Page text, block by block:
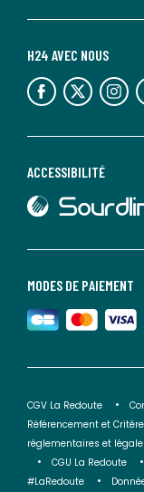
MODES DE PAIEMENT
ACCESSIBILITÉ
lien vers Sourdline
H24 AVEC NOUS
lien vers l'espace réseaux sociaux lien vers l'espace réseaux sociaux lien vers l'espace réseaux sociaux
CGV La Redoute
Référencement et
réglementaires et
CGU La Redoute
#LaRedoute